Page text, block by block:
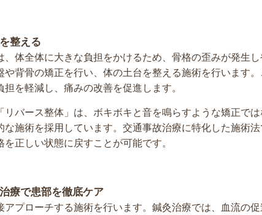
整える
、体全体に大きな負担をかけるため、骨格の歪みが発生
や背骨の矯正を行い、体の土台を整える施術を行います。
を軽減し、痛みの改善を促進します。
リバース整体」は、ボキボキと音を鳴らすような矯正で
な施術を採用しています。交通事故治療に特化した施術
を正しい状態に戻すことが可能です。
療で患部を徹底ケア
アプローチする施術を行います。鍼灸治療では、血流の